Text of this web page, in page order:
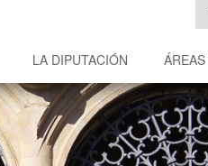
LA DIPUTACIÓN